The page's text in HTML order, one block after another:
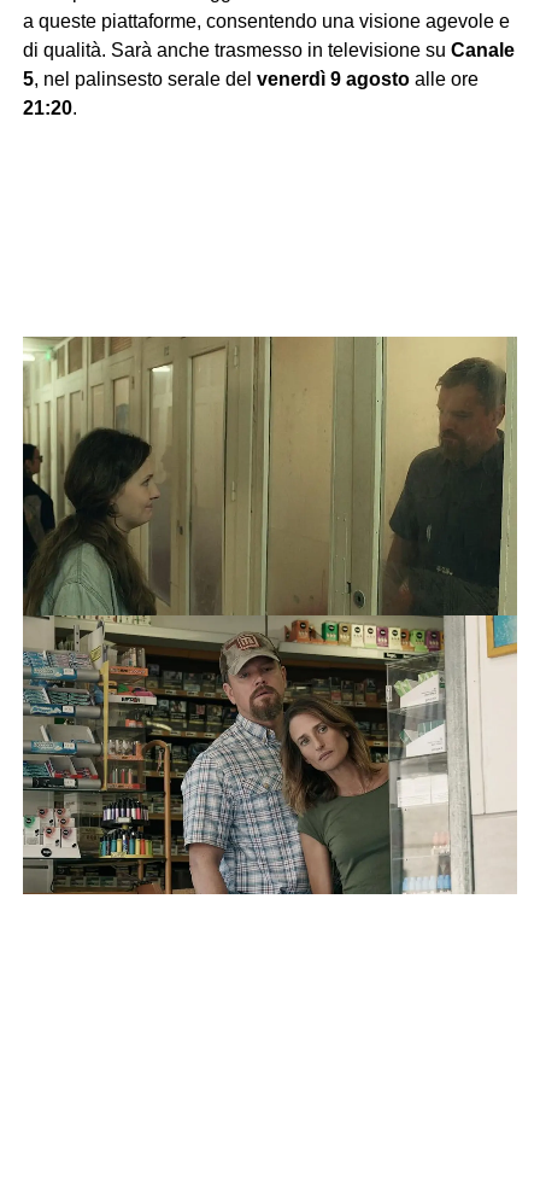
a queste piattaforme, consentendo una visione agevole e
di qualità. Sarà anche trasmesso in televisione su Canale
5, nel palinsesto serale del venerdì 9 agostoalle ore
21:20.